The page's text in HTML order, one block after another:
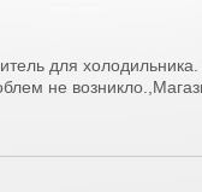
для
не